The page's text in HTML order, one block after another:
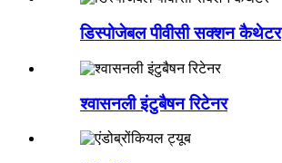
डिस्पोजेबल पीवीसी सक्शन कैथेटर
श्वासनली इंटुबैषन रिटेनर